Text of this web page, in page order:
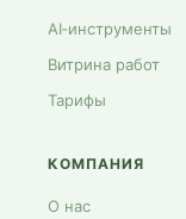
AI‑инструменты
Витрина работ
Тарифы
КОМПАНИЯ
О нас